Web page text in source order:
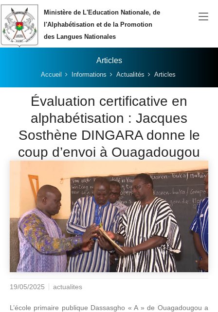
Aller au contenu principalMinistère de L'Education Nationale, de
l'Alphabétisation et de la Promotion
des Langues Nationales
Articles
Vous êtes ici:Accueil Informations Actualités Articles
Évaluation certificative en
alphabétisation : Jacques
Sosthène DINGARA donne le
coup d’envoi à Ouagadougou
19/05/2025 actualites
L’école primaire publique Dassasgho « A » de Ouagadougou a